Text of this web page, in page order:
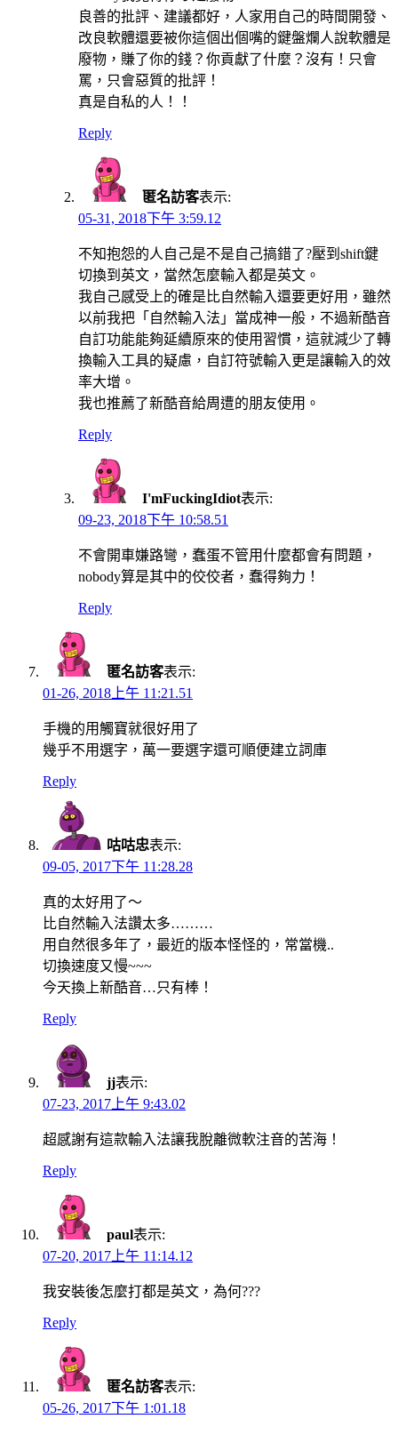
良善的批評、建議都好，人家用自己的時間開發、
改良軟體還要被你這個出個嘴的鍵盤爛人說軟體是
廢物，賺了你的錢？你貢獻了什麼？沒有！只會
罵，只會惡質的批評！
真是自私的人！！
Reply
匿名訪客表示:
05-31, 2018下午 3:59.12
不知抱怨的人自己是不是自己搞錯了?壓到shift鍵
切換到英文，當然怎麼輸入都是英文。
我自己感受上的確是比自然輸入還要更好用，雖然
以前我把「自然輸入法」當成神一般，不過新酷音
自訂功能能夠延續原來的使用習慣，這就減少了轉
換輸入工具的疑慮，自訂符號輸入更是讓輸入的效
率大增。
我也推薦了新酷音給周遭的朋友使用。
Reply
I'mFuckingIdiot表示:
09-23, 2018下午 10:58.51
不會開車嫌路彎，蠢蛋不管用什麼都會有問題，
nobody算是其中的佼佼者，蠢得夠力！
Reply
匿名訪客表示:
01-26, 2018上午 11:21.51
手機的用觸寶就很好用了
幾乎不用選字，萬一要選字還可順便建立詞庫
Reply
咕咕忠表示:
09-05, 2017下午 11:28.28
真的太好用了～
比自然輸入法讚太多………
用自然很多年了，最近的版本怪怪的，常當機..
切換速度又慢~~~
今天換上新酷音…只有棒！
Reply
jj表示:
07-23, 2017上午 9:43.02
超感謝有這款輸入法讓我脫離微軟注音的苦海！
Reply
paul表示:
07-20, 2017上午 11:14.12
我安裝後怎麼打都是英文，為何???
Reply
匿名訪客表示:
05-26, 2017下午 1:01.18